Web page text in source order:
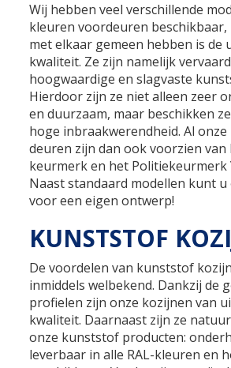
Wij hebben veel verschillende
kleuren voordeuren beschikbaar,
met elkaar gemeen hebben is de
kwaliteit. Ze zijn namelijk
hoogwaardige en slagvaste
Hierdoor zijn ze niet alleen zeer
en duurzaam, maar beschikken
hoge inbraakwerendheid. Al
deuren zijn dan ook voorzien van
keurmerk en het Politiekeurmerk
Naast standaard modellen kunt u
voor een eigen ontwerp!
KUNSTSTOF
De voordelen van kunststof
inmiddels welbekend. Dankzij de
profielen zijn onze kozijnen van
kwaliteit. Daarnaast zijn ze
onze kunststof producten:
leverbaar in alle RAL-kleuren en